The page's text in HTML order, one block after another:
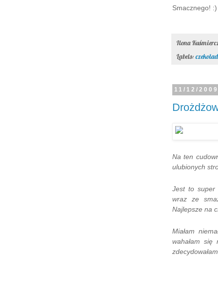
Smacznego! :)
Ilona
Labels:
11/12/
Na ten
ulubionych
Jest to super
wraz ze
Najlepsze na
Miałam
wahałam się